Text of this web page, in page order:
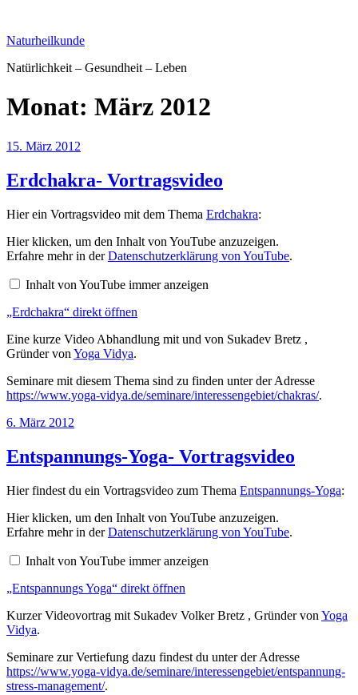
springen
Naturheilkunde
Natürlichkeit – Gesundheit – Leben
Monat: März 2012
Veröffentlicht
15. März 2012
Erdchakra- Vortragsvideo
Hier ein Vortragsvideo mit dem Thema Erdchakra:
„Erdchakra“
von
YouTube
Hier klicken, um den Inhalt von YouTube anzuzeigen.
Erfahre mehr in derDatenschutzerklärung von YouTube.
Inhalt von YouTube immer anzeigen
„Erdchakra“ direkt öffnen
Eine kurze Video Abhandlung mit und von Sukadev Bretz ,
Gründer von Yoga Vidya.
Seminare mit diesem Thema sind zu finden unter der Adresse
https://www.yoga-vidya.de/seminare/interessengebiet/chakras/.
Veröffentlicht
6. März 2012
Entspannungs-Yoga- Vortragsvideo
Hier findest du ein Vortragsvideo zum Thema Entspannungs-Yoga:
„Entspannungs
Yoga“
von
anzeigen
Hier klicken, um den Inhalt von YouTube anzuzeigen.
Erfahre mehr in derDatenschutzerklärung von YouTube.
Inhalt von YouTube immer anzeigen
„Entspannungs Yoga“ direkt öffnen
Kurzer Videovortrag mit Sukadev Volker Bretz , Gründer von Yoga
Vidya.
Seminare zur Vertiefung dazu findest du unter der Adresse
https://www.yoga-vidya.de/seminare/interessengebiet/entspannung-
stress-management/.